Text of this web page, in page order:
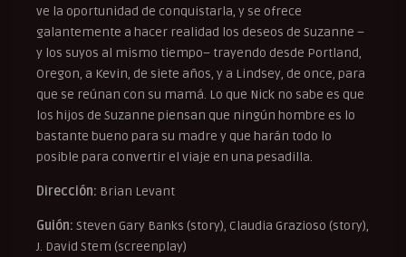
ve la oportunidad de conquistarla, y se ofrece
galantemente a hacer realidad los deseos de Suzanne –
y los suyos al mismo tiempo– trayendo desde Portland,
Oregon, a Kevin, de siete años, y a Lindsey, de once, para
que se reúnan con su mamá. Lo que Nick no sabe es que
los hijos de Suzanne piensan que ningún hombre es lo
bastante bueno para su madre y que harán todo lo
posible para convertir el viaje en una pesadilla.
Dirección: Brian Levant
Guión: Steven Gary Banks (story), Claudia Grazioso (story),
J. David Stem (screenplay)